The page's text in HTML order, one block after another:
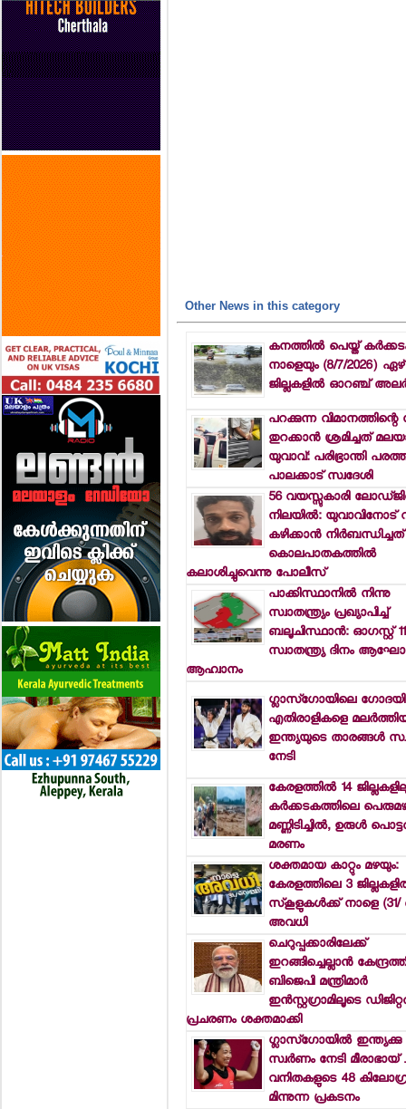
Other News in this category
കനത്തില്‍ പെയ്ത്
നാളെയും (8/7/2026) ഏഴ്
ജില്ലകളില്‍ ഓറഞ്ച്
പറക്കുന്ന
തുറക്കാന്‍ ശ്രമിച്ചത്
യുവാവ്: പരിഭ്രാന്തി
പാലക്കാട് സ്വദേശി
56 വയസ്സുകാരി
നിലയില്‍: യുവാവിനോട്
കഴിക്കാന്‍ നിര്‍ബന്ധിച്ചത്
കൊലപാതകത്തില്‍
കലാശിച്ചുവെന്നു പോലീസ്
പാക്കിസ്ഥാനില്‍ നിന്നു
സ്വാതന്ത്ര്യം പ്രഖ്യാപിച്ച്
ബലൂചിസ്ഥാന്‍: ഓഗസ്റ്റ് 11
സ്വാതന്ത്ര്യ ദിനം
ആഹ്വാനം
ഗ്ലാസ്‌ഗോയിലെ
എതിരാളികളെ
ഇന്ത്യയുടെ താരങ്ങള്‍
നേടി
കേരളത്തില്‍ 14
കര്‍ക്കടകത്തിലെ
മണ്ണിടിച്ചില്‍, ഉരുള്‍
മരണം
ശക്തമായ കാറ്റും മഴയും:
കേരളത്തിലെ 3
സ്‌കൂളുകള്‍ക്ക് നാളെ (31/
അവധി
ചെറുപ്പക്കാരിലേക്ക്
ഇറങ്ങിച്ചെല്ലാന്‍
ബിജെപി മന്ത്രിമാര്‍
ഇന്‍സ്റ്റഗ്രാമിലൂടെ
പ്രചരണം ശക്തമാക്കി
ഗ്ലാസ്ഗോയില്‍ ഇന്ത്യക്കു
സ്വര്‍ണം നേടി
വനിതകളുടെ 48
മിന്നുന്ന പ്രകടനം